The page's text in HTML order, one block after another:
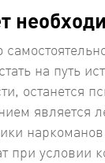
на путь
останется
является
при условии